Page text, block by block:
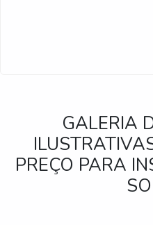
GALERIA
PREÇO PARA